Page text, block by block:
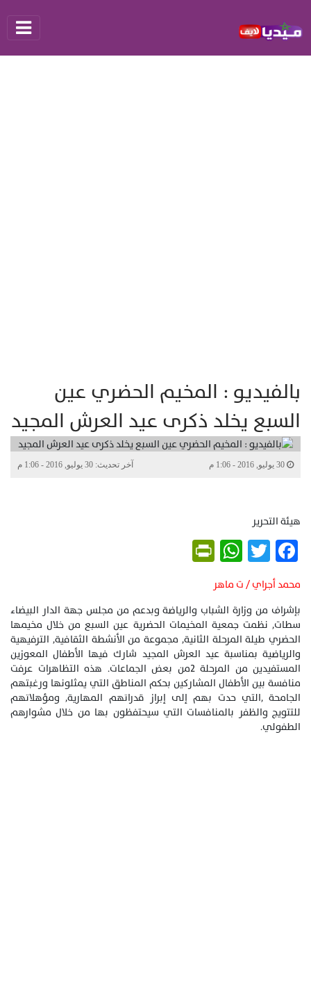
بالفيديو : المخيم الحضري عين
السبع يخلد ذكرى عيد العرش المجيد
آخر تحديث: 30 يوليو, 2016 - 1:06 م
هيئة التحرير
Facebook
Twitter
WhatsApp
محمد أجراي / ت ماهر
بإشراف من وزارة الشباب والرياضة وبدعم من مجلس جهة الدار البيضاء
سطات, نظمت جمعية المخيمات الحضرية عين السبع من خلال مخيمها
الحضري طيلة المرحلة الثانية, مجموعة من الأنشطة الثقافية, الترفيهية
والرياضية بمناسبة عيد العرش المجيد شارك فيها الأطفال المعوزين
المستفيدين من المرحلة 2من بعض الجماعات. هذه التظاهرات عرفت
منافسة بين الأطفال المشاركين بحكم المناطق التي يمثلونها ورغبتهم
الجامحة ,التي حدت بهم إلى إبراز قدراتهم المهارية, ومؤهلاتهم
للتتويج والظفر بالمنافسات التي سيحتفظون بها من خلال مشوارهم
الطفولي.